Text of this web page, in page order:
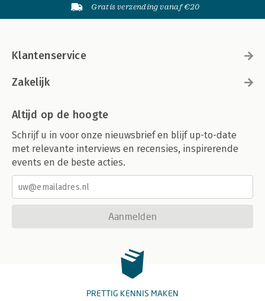
Gratis verzending vanaf €20
Klantenservice
Zakelijk
Altijd op de hoogte
Schrijf u in voor onze nieuwsbrief en blijf up-to-date
met relevante interviews en recensies, inspirerende
events en de beste acties.
Aanmelden
PRETTIG KENNIS MAKEN